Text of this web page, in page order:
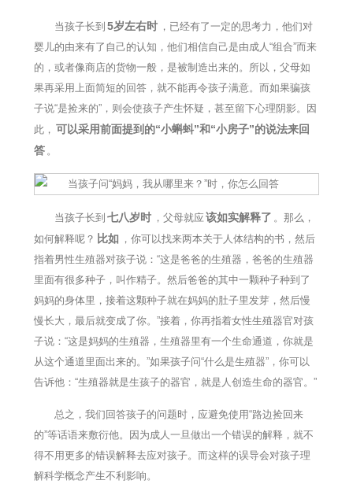
当孩子长到 5岁左右时 ，已经有了一定的思考力，他们对
婴儿的由来有了自己的认知，他们相信自己是由成人“组合”而来
的，或者像商店的货物一般，是被制造出来的。所以，父母如
果再采用上面简短的回答，就不能再令孩子满意。而如果骗孩
子说“是捡来的”，则会使孩子产生怀疑，甚至留下心理阴影。因
此， 可以采用前面提到的“小蝌蚪”和“小房子”的说法来回
答 。
当孩子长到 七八岁时 ，父母就应 该如实解释了 。那么，
如何解释呢？ 比如 ，你可以找来两本关于人体结构的书，然后
指着男性生殖器对孩子说：“这是爸爸的生殖器，爸爸的生殖器
里面有很多种子，叫作精子。然后爸爸的其中一颗种子种到了
妈妈的身体里，接着这颗种子就在妈妈的肚子里发芽，然后慢
慢长大，最后就变成了你。”接着，你再指着女性生殖器官对孩
子说：“这是妈妈的生殖器，生殖器里有一个生命通道，你就是
从这个通道里面出来的。”如果孩子问“什么是生殖器”，你可以
告诉他：“生殖器就是生孩子的器官，就是人创造生命的器官。”
总之，我们回答孩子的问题时，应避免使用“路边捡回来
的”等话语来敷衍他。因为成人一旦做出一个错误的解释，就不
得不用更多的错误解释去应对孩子。而这样的误导会对孩子理
解科学概念产生不利影响。